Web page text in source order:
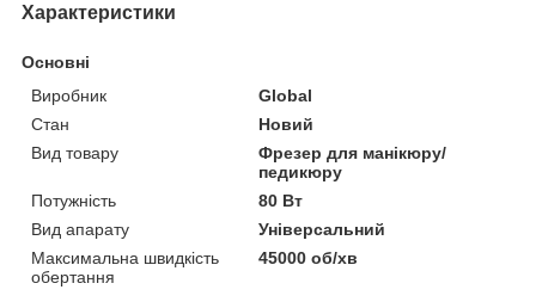
Характеристики
Основні
Виробник
Global
Стан
Новий
Вид товару
Фрезер для манікюру/
педикюру
Потужність
80 Вт
Вид апарату
Універсальний
Максимальна швидкість
обертання
45000 об/хв